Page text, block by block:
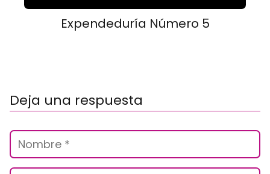
Expendeduría Número 5
Deja una respuesta